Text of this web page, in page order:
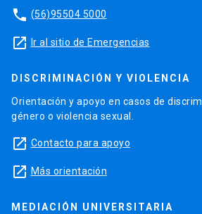
phone (56)95504 5000
launch Ir al sitio de Emergencias
DISCRIMINACIÓN Y VIOLENCIA
Orientación y apoyo en casos de
género o violencia sexual.
launch Contacto para apoyo
launch Más orientación
MEDIACIÓN UNIVERSITARIA